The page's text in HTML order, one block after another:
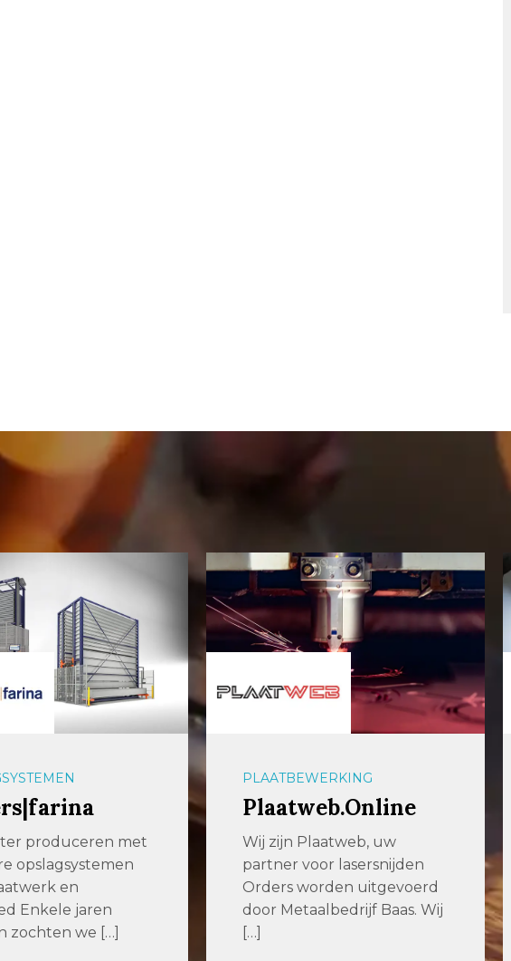
uw
lasersnijden
uitgevoerd
Baas. Wij
PLAATBEWERKING
Baas Metaal
Metaalbedrijf Baas in Almelo
is al meer dan 25 jaar een
betrouwbare en
klantgericht […]